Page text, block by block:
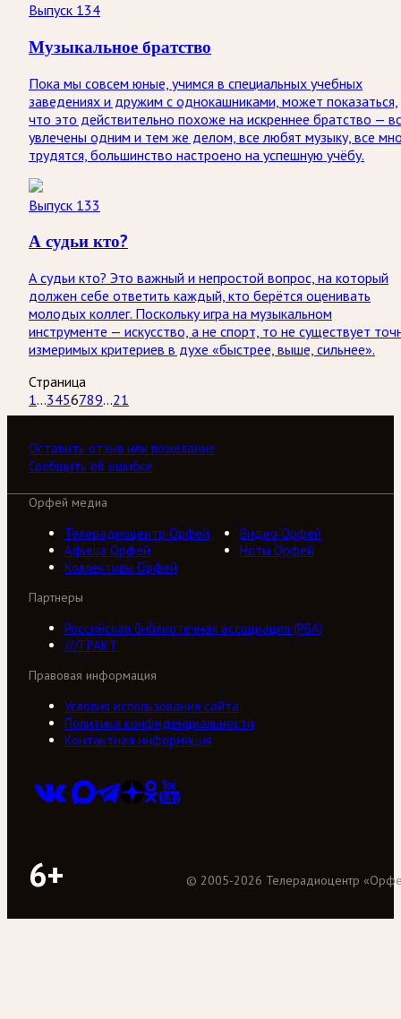
Выпуск 134
Музыкальное братство
Пока мы совсем юные, учимся в специальных учебных
заведениях и дружим с однокашниками, может показаться,
что это действительно похоже на искреннее братство —
увлечены одним и тем же делом, все любят музыку, все
трудятся, большинство настроено на успешную учёбу.
Выпуск 133
А судьи кто?
А судьи кто? Это важный и непростой вопрос, на который
должен себе ответить каждый, кто берётся оценивать
молодых коллег. Поскольку игра на музыкальном
инструменте — искусство, а не спорт, то не существует
измеримых критериев в духе «быстрее, выше, сильнее».
Страница
1...3456789...21
Оставить отзыв или пожелание
Сообщить об ошибке
Орфей медиа
Телерадиоцентр Орфей
Видео Орфей
Афиша Орфей
Ноты Орфей
Коллективы Орфей
Партнеры
Российская библиотечная ассоциация (РБА)
///ТРАКТ
Правовая информация
Условия использования сайта
Политика конфиденциальности
Контактная информация
6+ © 2005-2026 Телерадиоцентр